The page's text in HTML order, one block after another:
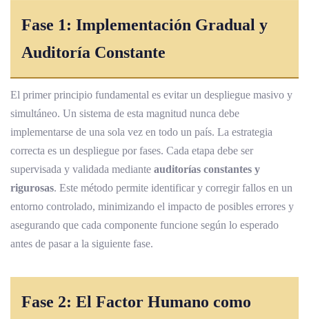
Fase 1: Implementación Gradual y
Auditoría Constante
El primer principio fundamental es evitar un despliegue masivo y
simultáneo. Un sistema de esta magnitud nunca debe
implementarse de una sola vez en todo un país. La estrategia
correcta es un despliegue por fases. Cada etapa debe ser
supervisada y validada mediante auditorías constantes y
rigurosas. Este método permite identificar y corregir fallos en un
entorno controlado, minimizando el impacto de posibles errores y
asegurando que cada componente funcione según lo esperado
antes de pasar a la siguiente fase.
Fase 2: El Factor Humano como